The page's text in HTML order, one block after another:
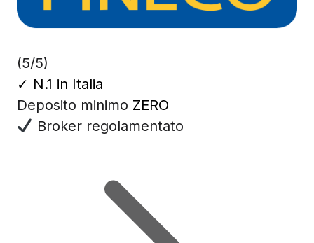
(5/5)
✓ N.1 in Italia
Deposito minimo ZERO
Broker regolamentato